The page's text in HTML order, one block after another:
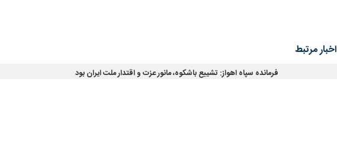
اخبار مرتبط
فرمانده سپاه اهواز: تشییع باشکوه، مانور عزت و اقتدار ملت ایران بود